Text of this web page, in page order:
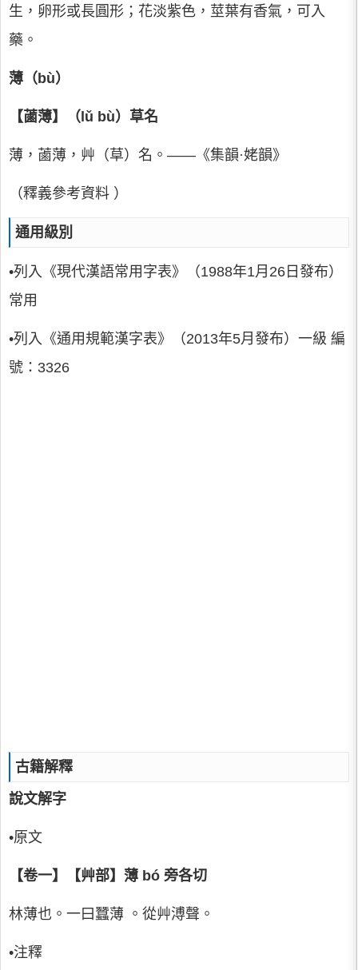
生，卵形或長圓形；花淡紫色，莖葉有香氣，可入
藥。
薄（bù）
【蓾薄】（lǔ bù）草名
薄，蓾薄，艸（草）名。——《集韻·姥韻》
（釋義參考資料 ）
通用級別
•列入《現代漢語常用字表》（1988年1月26日發布）
常用
•列入《通用規範漢字表》（2013年5月發布）一級 編
號：3326
古籍解釋
說文解字
•原文
【卷一】【艸部】薄 bó 旁各切
林薄也。一曰蠶薄 。從艸溥聲。
•注釋